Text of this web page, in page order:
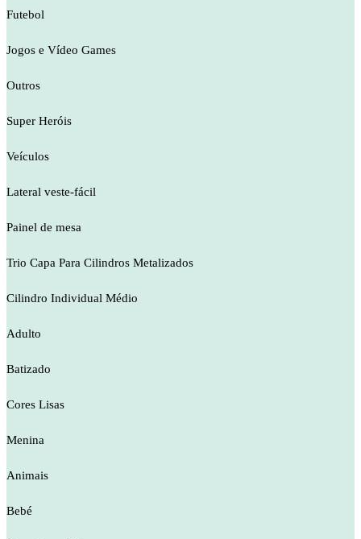
Futebol
Jogos e Vídeo Games
Outros
Super Heróis
Veículos
Lateral veste-fácil
Painel de mesa
Trio Capa Para Cilindros Metalizados
Cilindro Individual Médio
Adulto
Batizado
Cores Lisas
Menina
Animais
Bebé